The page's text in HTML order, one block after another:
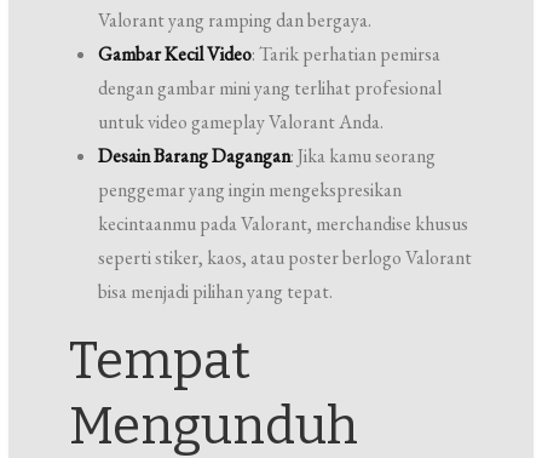
Valorant yang ramping dan bergaya.
Gambar Kecil Video: Tarik perhatian pemirsa
dengan gambar mini yang terlihat profesional
untuk video gameplay Valorant Anda.
Desain Barang Dagangan: Jika kamu seorang
penggemar yang ingin mengekspresikan
kecintaanmu pada Valorant, merchandise khusus
seperti stiker, kaos, atau poster berlogo Valorant
bisa menjadi pilihan yang tepat.
Tempat
Mengunduh